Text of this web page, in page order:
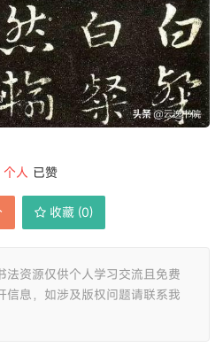
个人 已赞
收藏 (0)
法资源仅供个人学习交流且免费
信息，如涉及版权问题请联系我